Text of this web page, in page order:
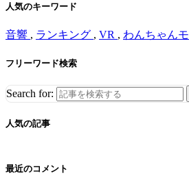
人気のキーワード
音響 , ランキング , VR , わんちゃん
フリーワード検索
Search for:
人気の記事
最近のコメント